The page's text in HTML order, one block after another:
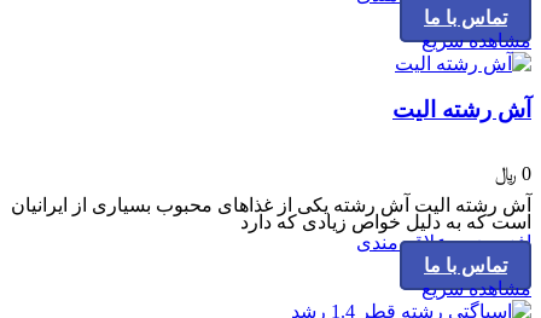
تماس با ما
مشاهده سریع
آش رشته الیت
0 ﷼
آش رشته الیت آش رشته یکی از غذاهای محبوب بسیاری از ایرانیان
است که به دلیل خواص زیادی که دارد
افزودن به علاقه مندی
تماس با ما
مشاهده سریع